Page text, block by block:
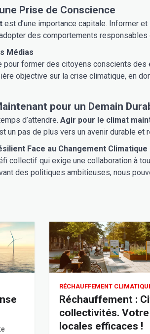
et Éducation : Clés d’une Prise de Conscience
est d’une importance capitale. Informer et sensibiliser les générations actuelles et futures aux enjeux du réchauffement climatique, aux
des comportements
des Médias
former des citoyens conscients
objective sur la crise climatique, en
Entre Nos Mains : Agir Maintenant pour un Demain
d’attendre. Agir pour le climat
est un pas de plus vers un avenir
un Avenir Résilient Face au Changement Climatique
collectif qui exige une collaboration à
des politiques ambitieuses, nous
RÉCHAUFFEMENT
Réchauffement :
collectivités. Votre
locales efficaces !